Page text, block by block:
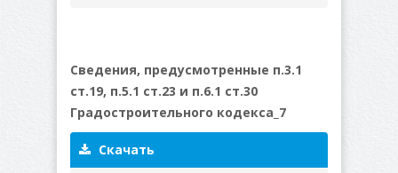
Сведения, предусмотренные п.3.1
ст.19, п.5.1 ст.23 и п.6.1 ст.30
Градостроительного кодекса_7
Скачать